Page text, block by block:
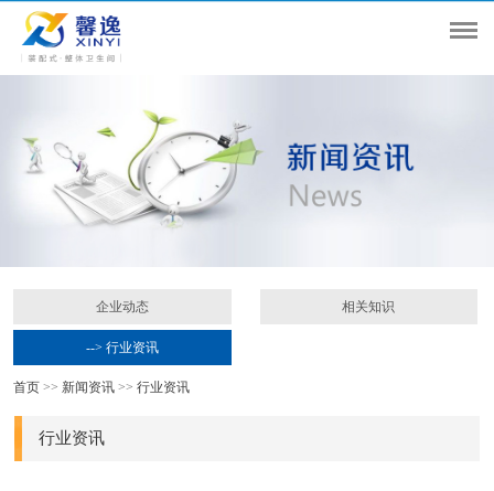
企业动态 相关知识
--> 行业资讯
首页 >> 新闻资讯 >> 行业资讯
行业资讯